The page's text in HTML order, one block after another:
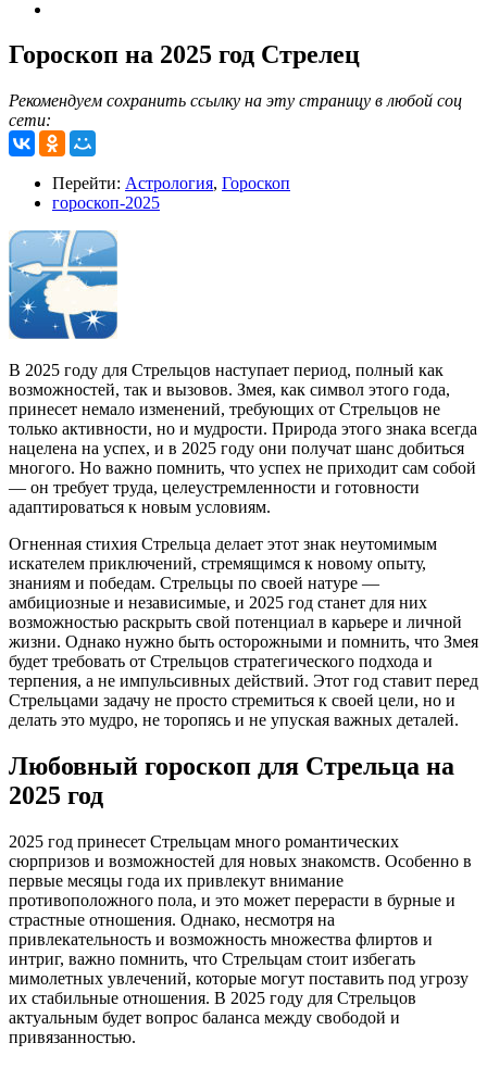
Гороскоп на 2025 год Стрелец
Рекомендуем сохранить ссылку на эту страницу в любой соц
сети:
Перейти: Астрология, Гороскоп
гороскоп-2025
В 2025 году для Стрельцов наступает период, полный как
возможностей, так и вызовов. Змея, как символ этого года,
принесет немало изменений, требующих от Стрельцов не
только активности, но и мудрости. Природа этого знака всегда
нацелена на успех, и в 2025 году они получат шанс добиться
многого. Но важно помнить, что успех не приходит сам собой
— он требует труда, целеустремленности и готовности
адаптироваться к новым условиям.
Огненная стихия Стрельца делает этот знак неутомимым
искателем приключений, стремящимся к новому опыту,
знаниям и победам. Стрельцы по своей натуре —
амбициозные и независимые, и 2025 год станет для них
возможностью раскрыть свой потенциал в карьере и личной
жизни. Однако нужно быть осторожными и помнить, что Змея
будет требовать от Стрельцов стратегического подхода и
терпения, а не импульсивных действий. Этот год ставит перед
Стрельцами задачу не просто стремиться к своей цели, но и
делать это мудро, не торопясь и не упуская важных деталей.
Любовный гороскоп для Стрельца на
2025 год
2025 год принесет Стрельцам много романтических
сюрпризов и возможностей для новых знакомств. Особенно в
первые месяцы года их привлекут внимание
противоположного пола, и это может перерасти в бурные и
страстные отношения. Однако, несмотря на
привлекательность и возможность множества флиртов и
интриг, важно помнить, что Стрельцам стоит избегать
мимолетных увлечений, которые могут поставить под угрозу
их стабильные отношения. В 2025 году для Стрельцов
актуальным будет вопрос баланса между свободой и
привязанностью.